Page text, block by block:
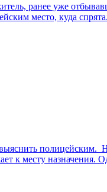
ранее уже
место, куда
выяснить
к месту